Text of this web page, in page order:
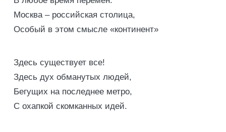
Москва – российская столица,
Особый в этом смысле «континент»
Здесь существует все!
Здесь дух обманутых людей,
Бегущих на последнее метро,
С охапкой скомканных идей.